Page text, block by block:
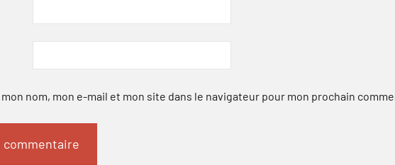
nom, mon e-mail et mon site dans le navigateur pour mon prochain